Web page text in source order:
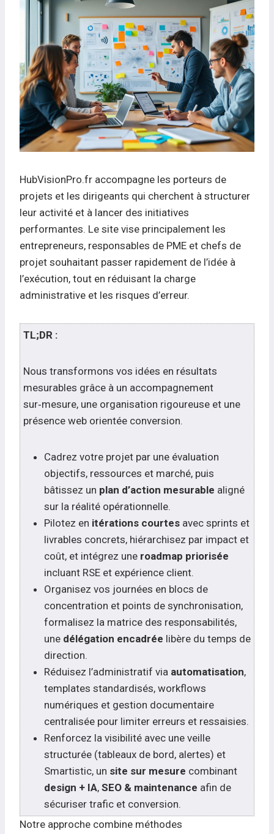
HubVisionPro.fr accompagne les porteurs de
projets et les dirigeants qui cherchent à structurer
leur activité et à lancer des initiatives
performantes. Le site vise principalement les
entrepreneurs, responsables de PME et chefs de
projet souhaitant passer rapidement de l’idée à
l’exécution, tout en réduisant la charge
administrative et les risques d’erreur.
TL;DR :
Nous transformons vos idées en résultats
mesurables grâce à un accompagnement
sur‑mesure, une organisation rigoureuse et une
présence web orientée conversion.
Cadrez votre projet par une évaluation
objectifs, ressources et marché, puis
bâtissez un plan d’action mesurable aligné
sur la réalité opérationnelle.
Pilotez en itérations courtes avec sprints et
livrables concrets, hiérarchisez par impact et
coût, et intégrez une roadmap priorisée
incluant RSE et expérience client.
Organisez vos journées en blocs de
concentration et points de synchronisation,
formalisez la matrice des responsabilités,
une délégation encadrée libère du temps de
direction.
Réduisez l’administratif via automatisation,
templates standardisés, workflows
numériques et gestion documentaire
centralisée pour limiter erreurs et ressaisies.
Renforcez la visibilité avec une veille
structurée (tableaux de bord, alertes) et
Smartistic, un site sur mesure combinant
design + IA, SEO & maintenance afin de
sécuriser trafic et conversion.
Notre approche combine méthodes